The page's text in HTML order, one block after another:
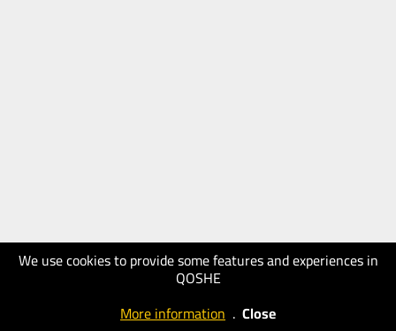
We use cookies to provide some features and experiences in
QOSHE
More information . Close